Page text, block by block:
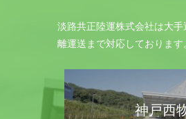
淡路共正陸運株式会社は大
離運送まで対応しております
神戸西